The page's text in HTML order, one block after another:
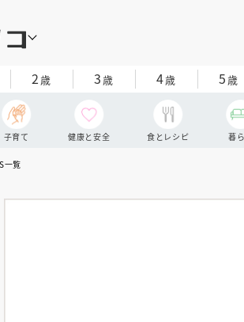
2歳 3歳 4歳 5歳
子育て 健康と安全 食とレシピ 暮
一覧